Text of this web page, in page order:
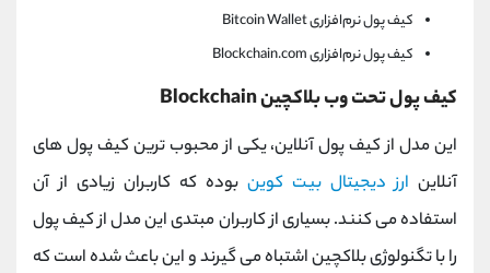
کیف پول نرم‌افزاری Bitcoin Wallet
کیف پول نرم‌افزاری Blockchain.com
کیف پول تحت وب بلاکچین Blockchain
این مدل از کیف پول آنلاین، یکی از محبوب ترین کیف پول های
آنلاین ارز دیجیتال بیت کوین بوده که کاربران زیادی از آن
استفاده می کنند. بسیاری از کاربران مبتدی این مدل از کیف پول
را با تگنولوژی بلاکچین اشتباه می گیرند و این باعث شده است که